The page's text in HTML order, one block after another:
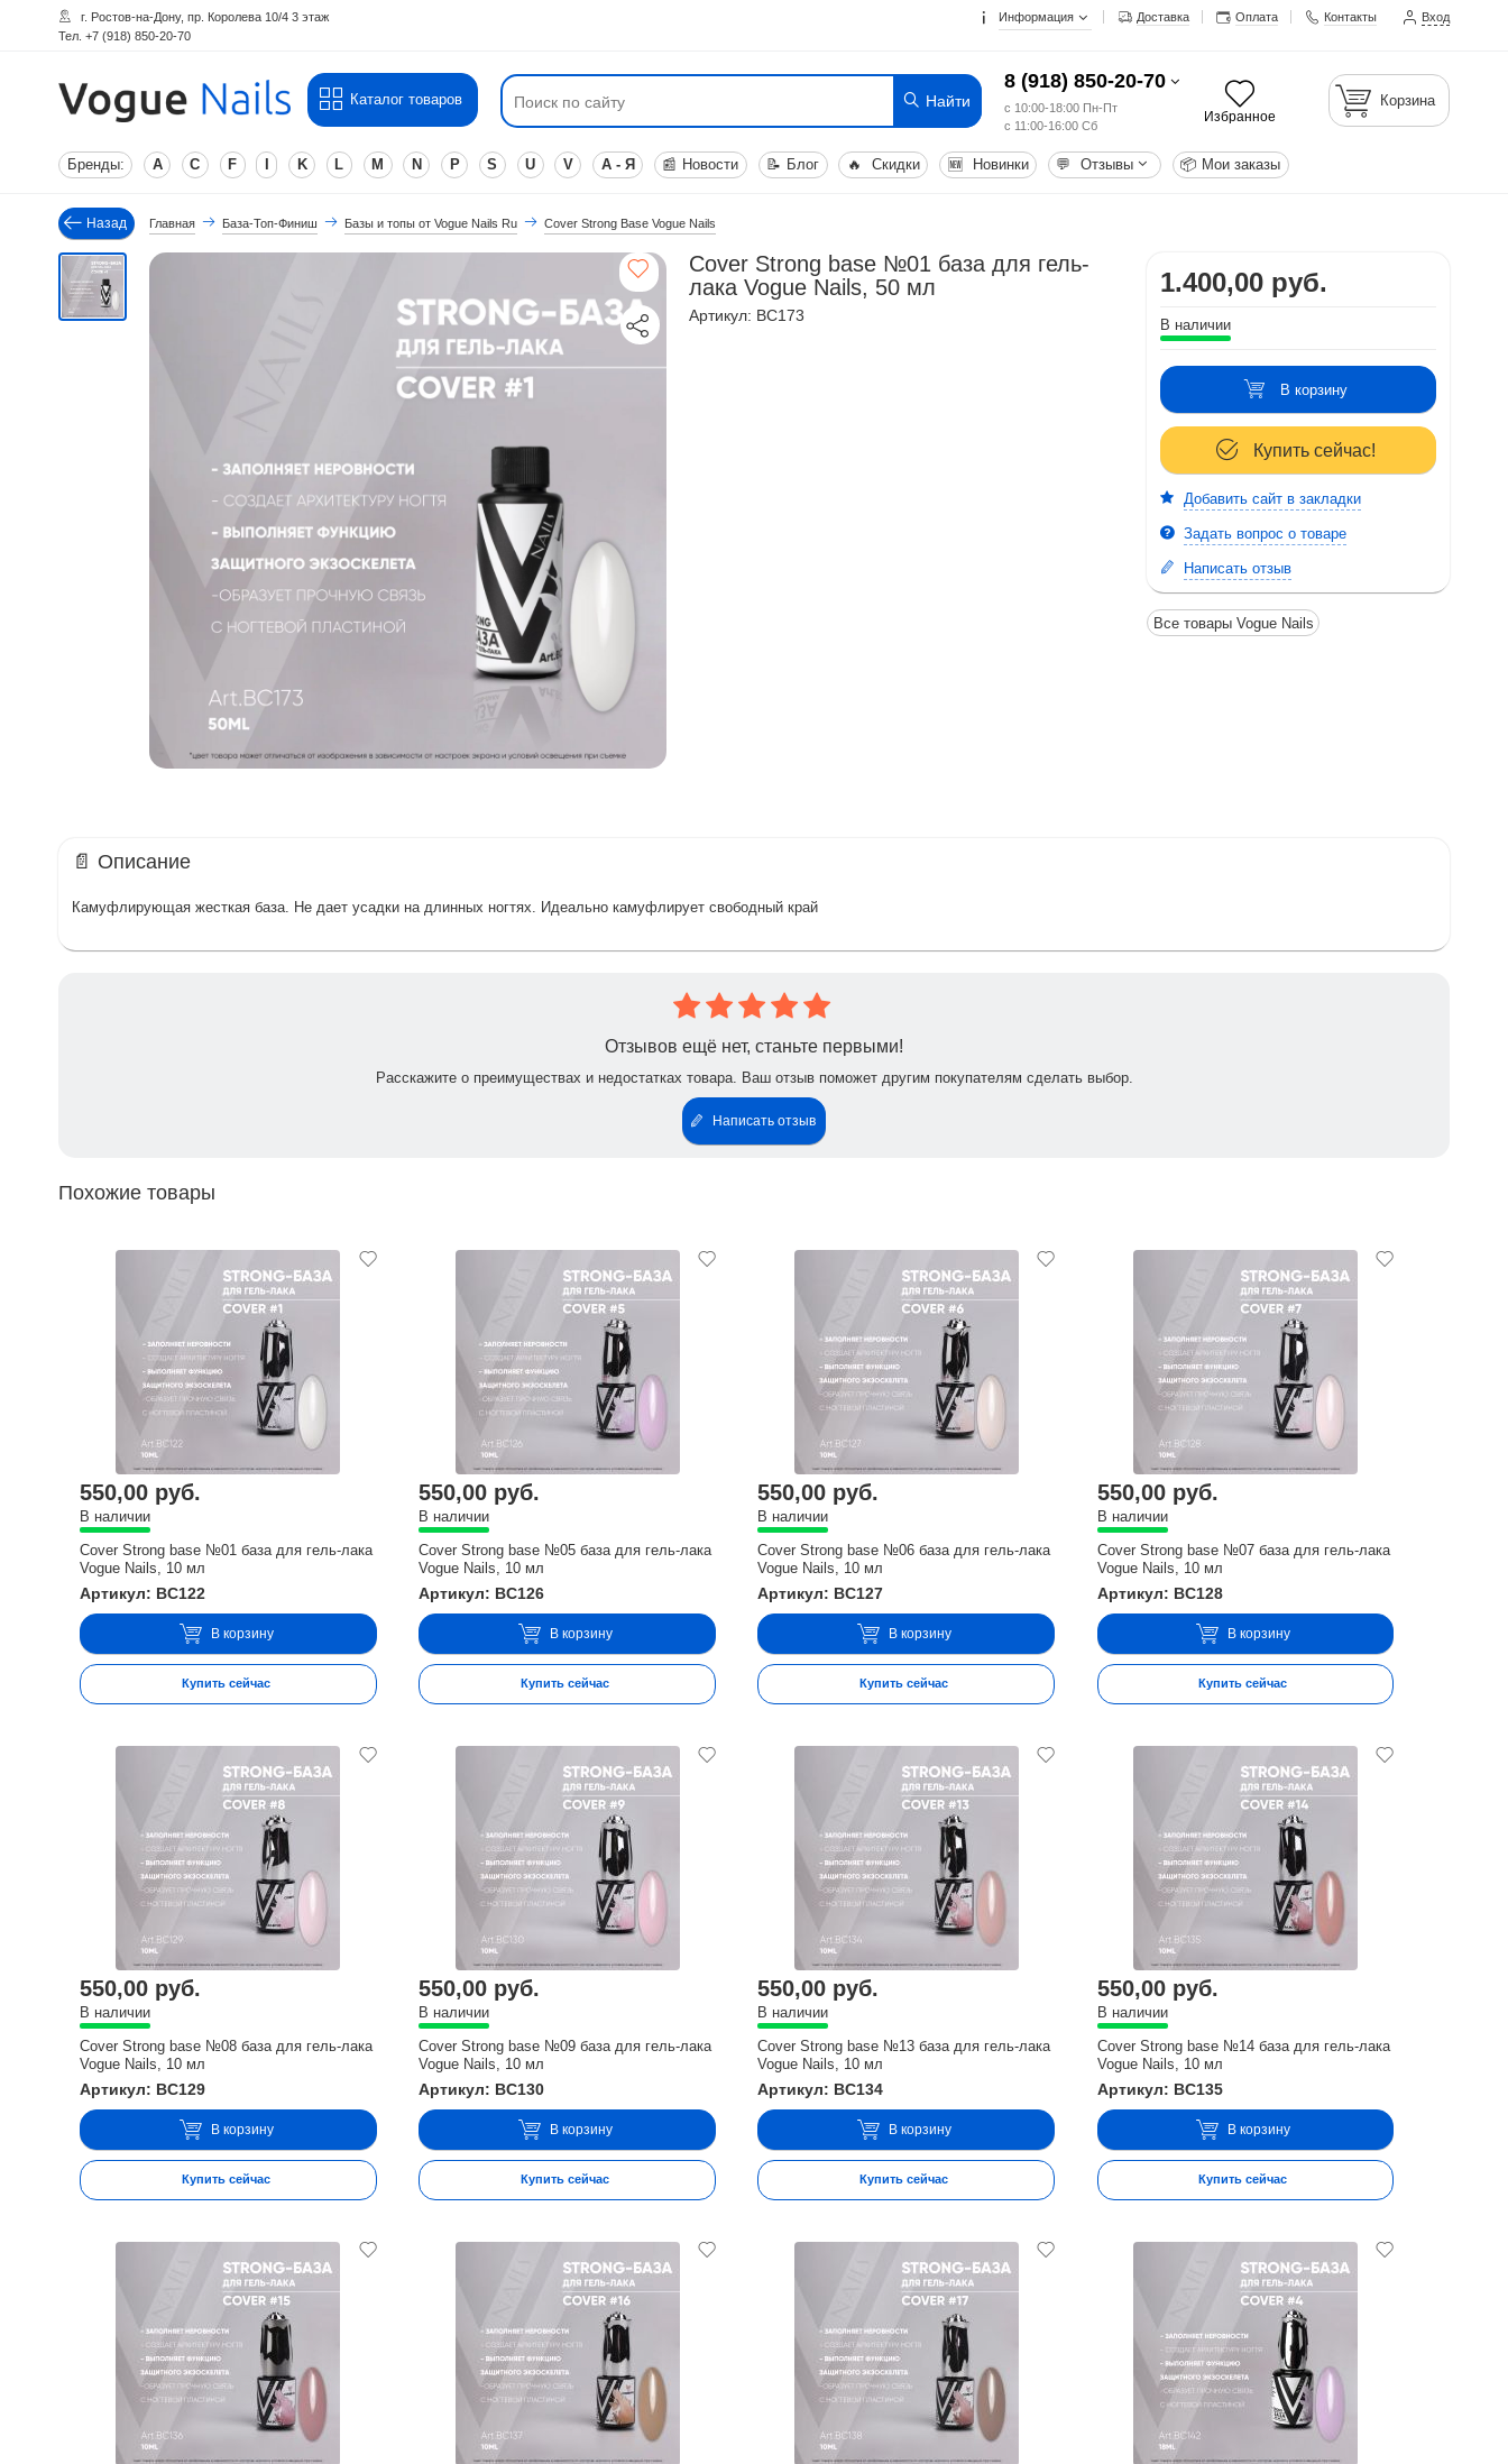
г. Ростов-на-Дону, пр. Королева 10/4 3 этаж
Тел. +7 (918) 850-20-70
Информация Доставка Оплата Контакты Вход
Каталог товаров Найти
8 (918) 850-20-70
с 10:00-18:00 Пн-Пт
с 11:00-16:00 Сб
Избранное
Корзина
Бренды: A C F K L M N P S U V А - Я 📰 Новости 📝 Блог 🔥 Скидки 🆕 Новинки 💬 Отзывы 📦 Мои заказы
Назад Главная База-Топ-Финиш Базы и топы от Vogue Nails Ru Cover Strong Base Vogue Nails
Cover Strong base №01 база для гель-
лака Vogue Nails, 50 мл
Артикул: BC173
1.400,00 руб.
В наличии
В корзину
Купить сейчас!
Добавить сайт в закладки
Задать вопрос о товаре
Написать отзыв
Все товары Vogue Nails
📄 Описание
Камуфлирующая жесткая база. Не дает усадки на длинных ногтях. Идеально камуфлирует свободный край
Отзывов ещё нет, станьте первыми!
Расскажите о преимуществах и недостатках товара. Ваш отзыв поможет другим покупателям сделать выбор.
Написать отзыв
Похожие товары
550,00 руб.
В наличии
Cover Strong base №01 база для гель-лака
Vogue Nails, 10 мл
Артикул: BC122
В корзину
Купить сейчас
550,00 руб.
В наличии
Cover Strong base №05 база для гель-лака
Vogue Nails, 10 мл
Артикул: BC126
В корзину
Купить сейчас
550,00 руб.
В наличии
Cover Strong base №06 база для гель-лака
Vogue Nails, 10 мл
Артикул: BC127
В корзину
Купить сейчас
550,00 руб.
В наличии
Cover Strong base №07 база для гель-лака
Vogue Nails, 10 мл
Артикул: BC128
В корзину
Купить сейчас
550,00 руб.
В наличии
Cover Strong base №08 база для гель-лака
Vogue Nails, 10 мл
Артикул: BC129
В корзину
Купить сейчас
550,00 руб.
В наличии
Cover Strong base №09 база для гель-лака
Vogue Nails, 10 мл
Артикул: BC130
В корзину
Купить сейчас
550,00 руб.
В наличии
Cover Strong base №13 база для гель-лака
Vogue Nails, 10 мл
Артикул: BC134
В корзину
Купить сейчас
550,00 руб.
В наличии
Cover Strong base №14 база для гель-лака
Vogue Nails, 10 мл
Артикул: BC135
В корзину
Купить сейчас